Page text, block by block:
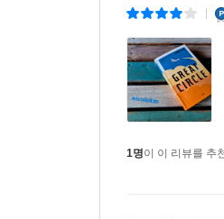
그 경험을 공유하는
- 북페이지
1명이 이 리뷰를 추